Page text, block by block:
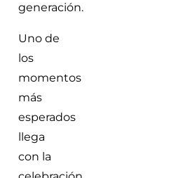
generación.
Uno de
los
momentos
más
esperados
llega
con la